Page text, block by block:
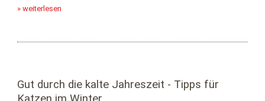
» weiterlesen
Gut durch die kalte Jahreszeit - Tipps für